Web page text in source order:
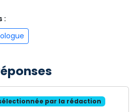
:
par la rédaction